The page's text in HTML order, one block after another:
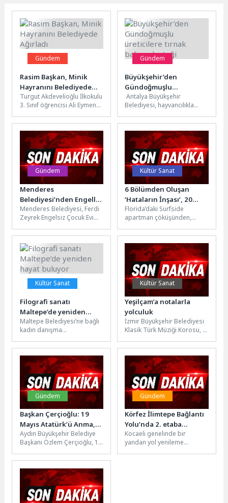
Gündem
Rasim Başkan, Minik
Hayranını Belediyede
Ağırladı
Turgut Akdevelioğlu İlkokulu
3. Sınıf öğrencisi Ali Eymen
Başkanı Rasim Arı’yı
makamında...
Gündem
Büyükşehir’den
Gündoğmuşlu
üreticilere tırnak bakım
desteği
Antalya Büyükşehir
Belediyesi, hayvancılıkla
desteklerini sürdürüyor.
Büyükşehir Belediyesi,
büyükbaş hayvanların sağlığı
ve...
Gündem
Menderes
Belediyesi’nden Engelli
Bireylere Piknik
Menderes Belediyesi, Ferdi
Zeyrek Engelsiz Çocuk Evi
engelli bireyler ve velilerine
piknik etkinliği...
Kültür Sanat
6 Bölümden Oluşan
‘Hataların İnşası’, 20
Nisan Pazartesi 21.00’de
National Geographic
Ekranlarında Başlıyor!
Florida’daki Surfside
apartman çöküşünden,
felaketine kadar büyük
yapısal kazaları inceleyen
‘Hataların İnşası’, bir...
Kültür Sanat
Filografi sanatı
Maltepe’de yeniden
hayat buluyor
Maltepe Belediyesi’ne bağlı
kadın danışma
yönelik sanatın farklı
dallarında kurslar
düzenleniyor. Maltepe
Belediyesi...
Kültür Sanat
Yeşilçam’a notalarla
yolculuk
İzmir Büyükşehir Belediyesi
Klasik Türk Müziği Korosu,
sinemasının unutulmaz film
müziklerini Aşık...
Gündem
Başkan Çerçioğlu: 19
Mayıs Atatürk’ü Anma,
Gençlik ve Spor
Bayramımız Kutlu Olsun
Aydın Büyükşehir Belediye
Başkanı Özlem Çerçioğlu, 19
Gençlik ve Spor Bayramı
nedeniyle...
Gündem
Körfez İlimtepe Bağlantı
Yolu’nda 2. etaba
hazırlık
Kocaeli genelinde bir
yandan yol yenileme